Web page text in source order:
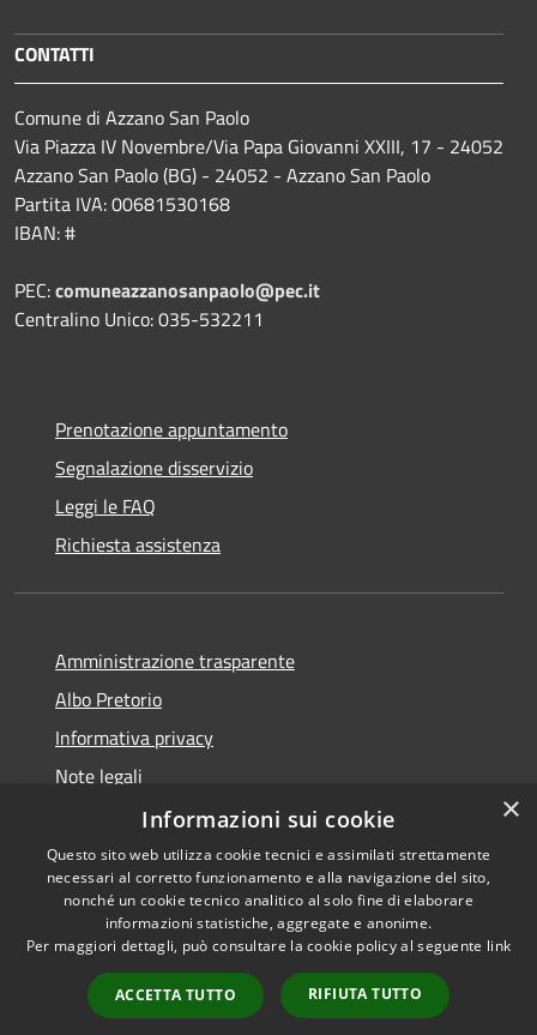
CONTATTI
Comune di Azzano San Paolo
Via Piazza IV Novembre/Via Papa Giovanni XXIII, 17 - 24052
Azzano San Paolo (BG) - 24052 - Azzano San Paolo
Partita IVA: 00681530168
IBAN: #
PEC:comuneazzanosanpaolo@pec.it
Centralino Unico: 035-532211
Prenotazione appuntamento
Segnalazione disservizio
Leggi le FAQ
Richiesta assistenza
Amministrazione trasparente
Albo Pretorio
Informativa privacy
Note legali
Dichiarazione di accessibilità
RSS
Accessibilità
Copyright © 2026 • Comune di
Azzano San Paolo • Powered
byMunicipium
Accesso
redazione
×
Informazioni sui cookie
Questo sito web utilizza cookie tecnici e assimilati strettamente
necessari al corretto funzionamento e alla navigazione del sito,
nonché un cookie tecnico analitico al solo fine di elaborare
informazioni statistiche, aggregate e anonime.
Per maggiori dettagli, può consultare la cookie policy al seguente link
ACCETTA TUTTO RIFIUTA TUTTO